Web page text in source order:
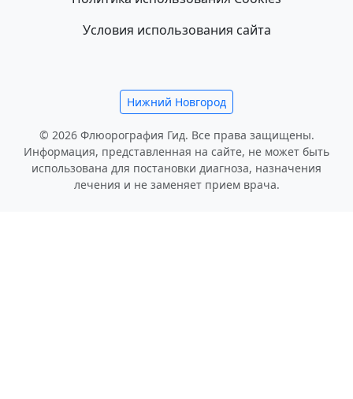
Условия использования сайта
Нижний Новгород
© 2026 Флюорография Гид. Все права защищены.
Информация, представленная на сайте, не может быть
использована для постановки диагноза, назначения
лечения и не заменяет прием врача.